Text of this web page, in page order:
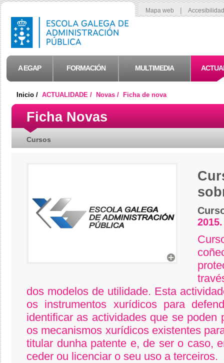
Mapa web |
A EGAP FORMACIÓN MULTIMEDIA
Inicio / ACTUALIDADE / Novas / Ficha de nova
Cursos
Ficha Novas
2015.
dos modelos de utilidade. Esta
os instrumentos xurídicos para
identificar as actividades que se poden
os mecanismos xurídicos existentes
titular dunha patente e, de ser o caso,
ceder ou licenciar o seu uso a terceiros.